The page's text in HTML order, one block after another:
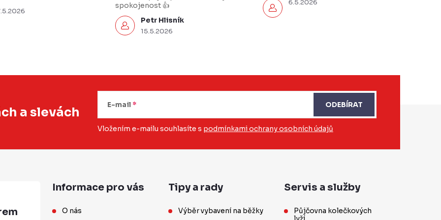
Petr Hlisník
15.5.2026
spokojenost 👍
6.5.2026
a slevách E-mail
Vložením e-mailu souhlasíte s podmínkami ochrany osobních údajů
ODEBÍRAT
Informace pro vás
O nás
Tipy a rady
Výběr vybavení na běžky
Servis a služby
Půjčovna kolečkových